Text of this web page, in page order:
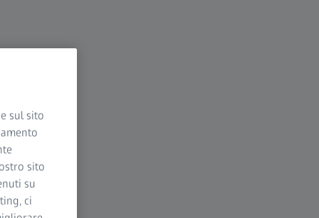
sul sito
sito
su
ci